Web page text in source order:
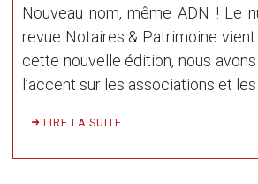
Nouveau nom, même ADN ! Le
revue Notaires & Patrimoine
cette nouvelle édition, nous
l’accent sur les associations et
LIRE LA SUITE ...